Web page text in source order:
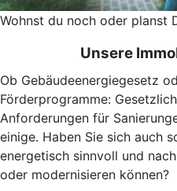
Wohnst du noch oder planst
Unsere
Ob Gebäudeenergiegesetz
Förderprogramme:
Anforderungen für
einige. Haben Sie sich auch
energetisch sinnvoll und
oder modernisieren können?